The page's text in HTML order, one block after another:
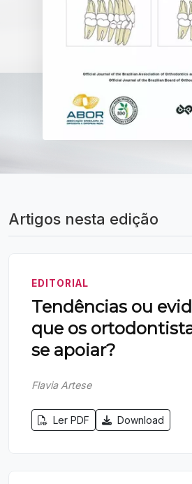
Artigos nesta edição
EDITORIAL
Tendências ou
que os
se apoiar?
Flavia Artese
Ler PDF Download